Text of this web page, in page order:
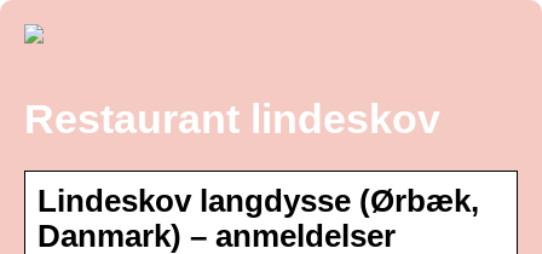
Restaurant lindeskov
Lindeskov langdysse (Ørbæk,
Danmark) – anmeldelser